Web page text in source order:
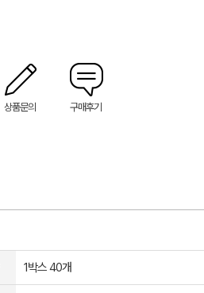
상품문의 구매후기
1박스 40개